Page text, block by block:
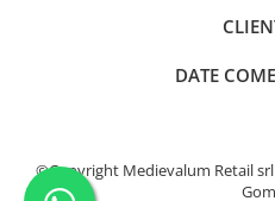
DATE
©Copyright Medievalum Retail srl